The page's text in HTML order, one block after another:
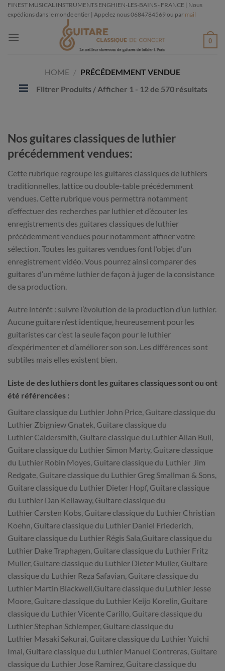
Passer
au
FINEST MUSICAL INSTRUMENTS ENGHIEN-LES-BAINS - FRANCE | Nous
expédions dans le monde entier | Appelez nous 0684784569 ou par mail
0
HOME / PRÉCÉDEMMENT VENDUE
Filtrer Produits / Afficher 1 - 12 de 570 résultats
Nos guitares classiques de luthier
précédemment vendues:
Cette rubrique regroupe les guitares classiques de luthiers
traditionnelles, lattice ou double-table précédemment
vendues. Cette rubrique vous permettra notamment
d’effectuer des recherches par luthier et d’écouter les
enregistrements des guitares classiques de luthier
précédemment vendues pour notamment affiner votre
sélection. Toutes les guitares vendues font l’objet d’un
enregistrement vidéo. Vous pourrez ainsi comparer des
guitares d’un même luthier de façon à juger de la consistance
de sa production.
Autre intérêt : suivre l’évolution de la production d’un luthier.
Aucune guitare n’est identique, heureusement pour les
guitaristes car c’est la seule façon pour le luthier
d’expérimenter et d’améliorer son son. Les différences sont
subtiles mais elles existent bien.
Liste de des luthiers dont les guitares classiques sont ou ont
été référencées :
Guitare classique du Luthier John Price, Guitare classique du
Luthier Zbigniew Gnatek, Guitare classique du
Luthier Caldersmith, Guitare classique du Luthier Allan Bull,
Guitare classique du Luthier Simon Marty, Guitare classique
du Luthier Robin Moyes, Guitare classique du Luthier Jim
Redgate, Guitare classique du Luthier Greg Smallman & Sons,
Guitare classique du Luthier Dieter Hopf, Guitare classique
du Luthier Dan Kellaway, Guitare classique du
Luthier Carsten Kobs, Guitare classique du Luthier Christian
Koehn, Guitare classique du Luthier Daniel Friederich,
Guitare classique du Luthier Régis Sala,Guitare classique du
Luthier Dake Traphagen, Guitare classique du Luthier Fritz
Muller, Guitare classique du Luthier Dieter Muller, Guitare
classique du Luthier Reza Safavian, Guitare classique du
Luthier Martin Blackwell,Guitare classique du Luthier Jesse
Moore, Guitare classique du Luthier Keijo Korelin, Guitare
classique du Luthier Vicente Carillo, Guitare classique du
Luthier Stephan Schlemper, Guitare classique du
Luthier Masaki Sakurai, Guitare classique du Luthier Yuichi
Imai, Guitare classique du Luthier Manuel Contreras, Guitare
classique du Luthier Jose Ramirez, Guitare classique du